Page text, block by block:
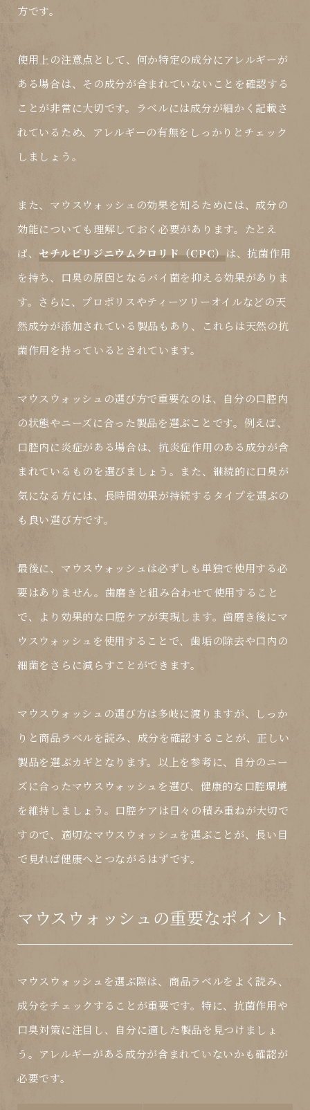
方です。
使用上の注意点として、何か特定の成分にアレルギーが
ある場合は、その成分が含まれていないことを確認する
ことが非常に大切です。ラベルには成分が細かく記載さ
れているため、アレルギーの有無をしっかりとチェック
しましょう。
また、マウスウォッシュの効果を知るためには、成分の
効能についても理解しておく必要があります。たとえ
ば、 セチルピリジニウムクロリド（CPC） は、抗菌作用
を持ち、口臭の原因となるバイ菌を抑える効果がありま
す。さらに、プロポリスやティーツリーオイルなどの天
然成分が添加されている製品もあり、これらは天然の抗
菌作用を持っているとされています。
マウスウォッシュの選び方で重要なのは、自分の口腔内
の状態やニーズに合った製品を選ぶことです。例えば、
口腔内に炎症がある場合は、抗炎症作用のある成分が含
まれているものを選びましょう。また、継続的に口臭が
気になる方には、長時間効果が持続するタイプを選ぶの
も良い選び方です。
最後に、マウスウォッシュは必ずしも単独で使用する必
要はありません。歯磨きと組み合わせて使用すること
で、より効果的な口腔ケアが実現します。歯磨き後にマ
ウスウォッシュを使用することで、歯垢の除去や口内の
細菌をさらに減らすことができます。
マウスウォッシュの選び方は多岐に渡りますが、しっか
りと商品ラベルを読み、成分を確認することが、正しい
製品を選ぶカギとなります。以上を参考に、自分のニー
ズに合ったマウスウォッシュを選び、健康的な口腔環境
を維持しましょう。口腔ケアは日々の積み重ねが大切で
すので、適切なマウスウォッシュを選ぶことが、長い目
で見れば健康へとつながるはずです。
マウスウォッシュの重要なポイント
マウスウォッシュを選ぶ際は、 商品ラベルをよく読み、
成分をチェックすることが重要です。特に、 抗菌作用や
口臭対策に注目し、自分に適した製品を見つけましょ
う。アレルギーがある成分が含まれていないかも確認が
必要です。